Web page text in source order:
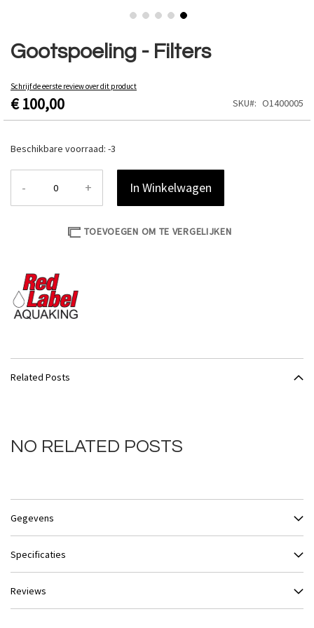
Gootspoeling - Filters
Schrijf de eerste review over dit product
€ 100,00 SKU O1400005
Beschikbare voorraad: -3
- + In Winkelwagen
TOEVOEGEN OM TE VERGELIJKEN
naar
het
van
de
afbeeldingen-
Related Posts
NO RELATED POSTS
Gegevens
Specificaties
Reviews